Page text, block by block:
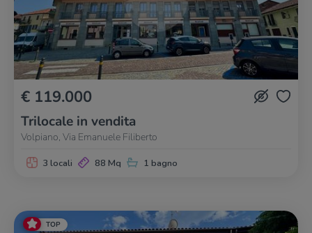
€ 119.000
Trilocale in vendita
Volpiano, Via Emanuele Filiberto
3 locali 88 Mq 1 bagno
TOP